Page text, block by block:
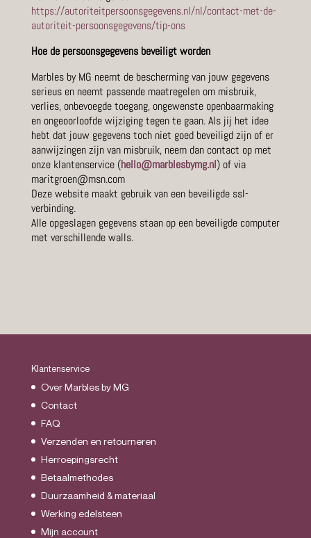
https://autoriteitpersoonsgegevens.nl/nl/contact-met-de-
autoriteit-persoonsgegevens/tip-ons
Hoe de persoonsgegevens beveiligt worden
Marbles by MG neemt de bescherming van jouw gegevens
serieus en neemt passende maatregelen om misbruik,
verlies, onbevoegde toegang, ongewenste openbaarmaking
en ongeoorloofde wijziging tegen te gaan. Als jij het idee
hebt dat jouw gegevens toch niet goed beveiligd zijn of er
aanwijzingen zijn van misbruik, neem dan contact op met
onze klantenservice (hello@marblesbymg.nl) of via
maritgroen@msn.com
Deze website maakt gebruik van een beveiligde ssl-
verbinding.
Alle opgeslagen gegevens staan op een beveiligde computer
met verschillende walls.
Klantenservice
Over Marbles by MG
Contact
FAQ
Verzenden en retourneren
Herroepingsrecht
Betaalmethodes
Duurzaamheid & materiaal
Werking edelsteen
Mijn account